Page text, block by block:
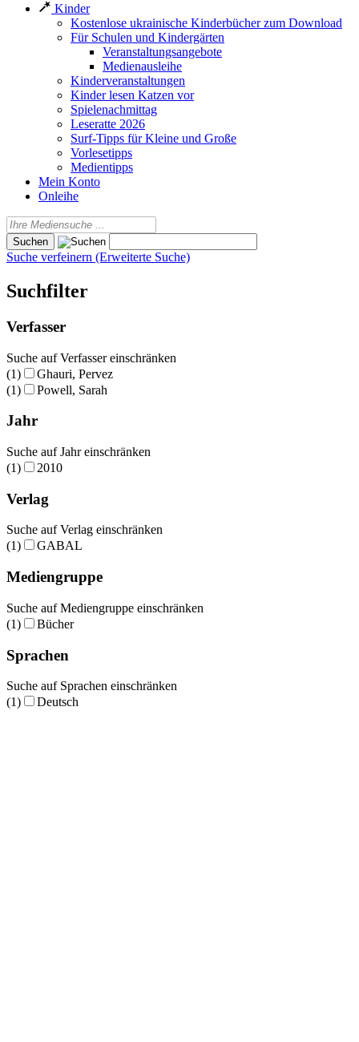
Kinder
Kostenlose ukrainische Kinderbücher zum Download
Für Schulen und Kindergärten
Veranstaltungsangebote
Medienausleihe
Kinderveranstaltungen
Kinder lesen Katzen vor
Spielenachmittag
Leseratte 2026
Surf-Tipps für Kleine und Große
Vorlesetipps
Medientipps
Mein Konto
Onleihe
Suche verfeinern (Erweiterte Suche)
Suchfilter
Verfasser
Suche auf Verfasser einschränken
(1)
Ghauri, Pervez
(1)
Powell, Sarah
Jahr
Suche auf Jahr einschränken
(1)
2010
Verlag
Suche auf Verlag einschränken
(1)
GABAL
Mediengruppe
Suche auf Mediengruppe einschränken
(1)
Bücher
Sprachen
Suche auf Sprachen einschränken
(1)
Deutsch